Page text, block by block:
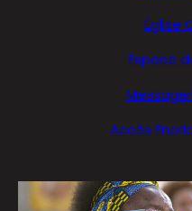
Église
Espace
Accès